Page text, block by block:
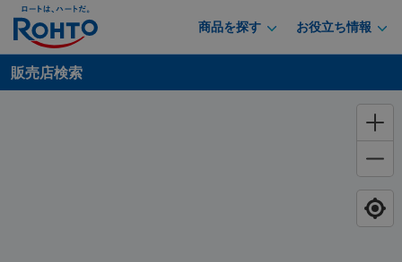
商品を探す お役立ち情報
販売店検索